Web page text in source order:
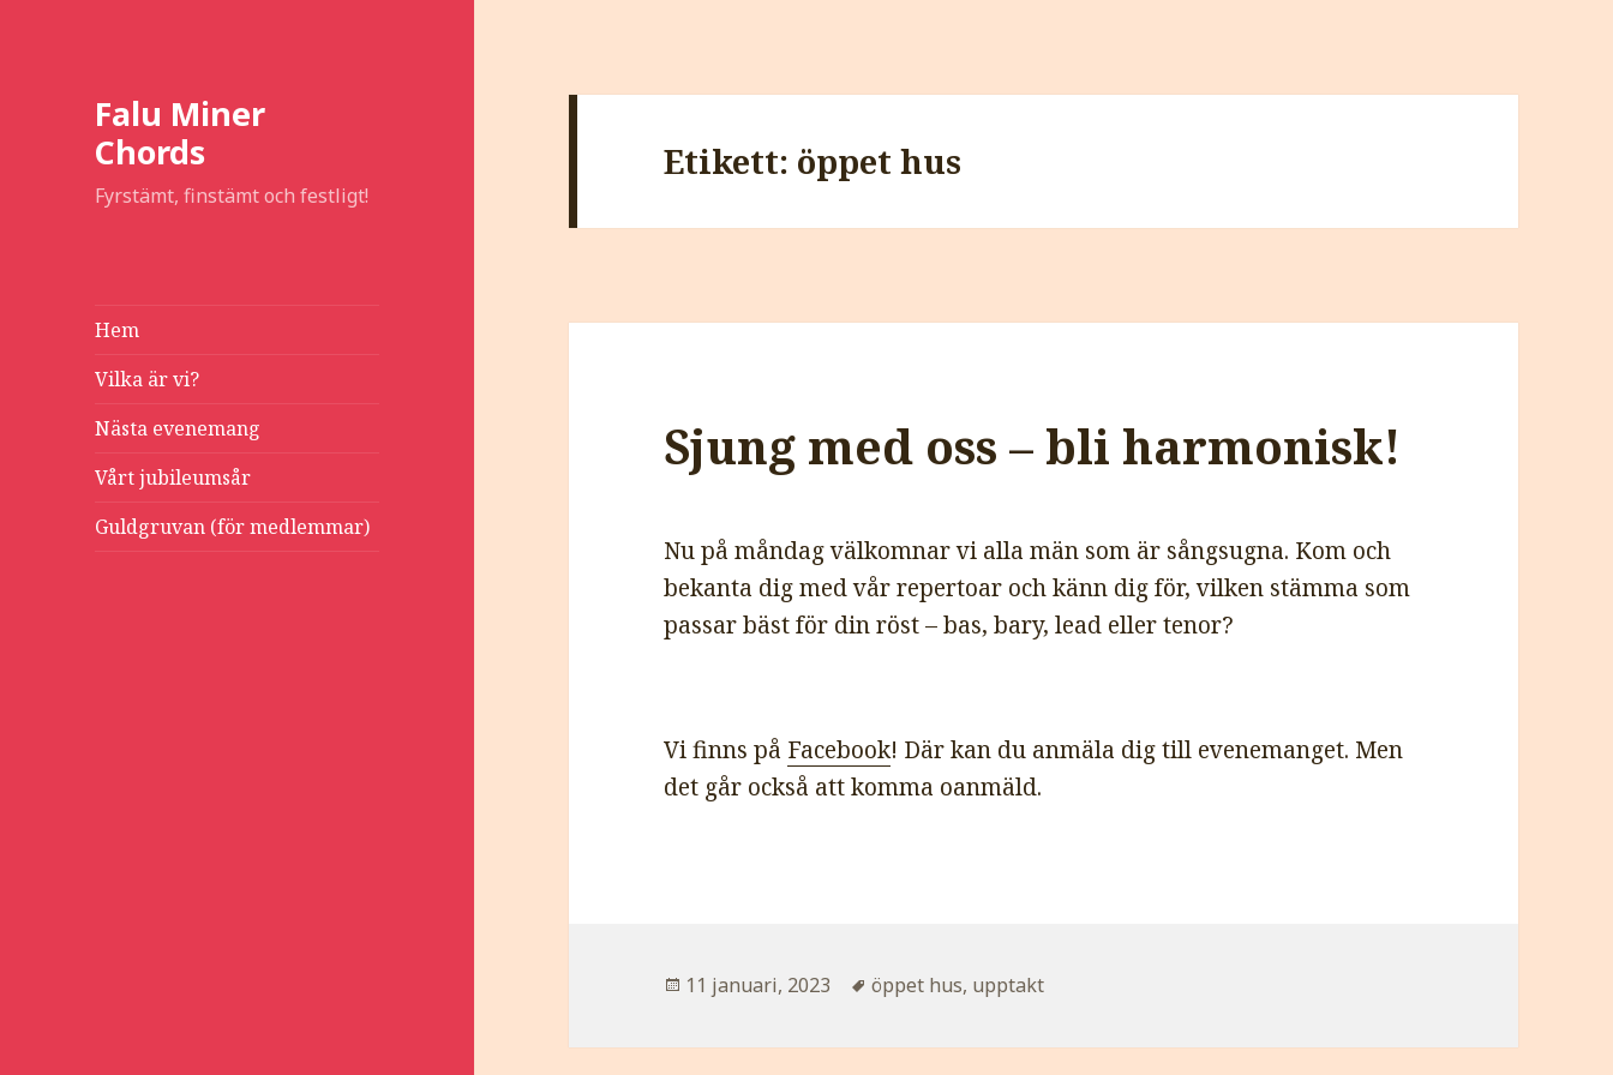
Falu Miner
Chords
Fyrstämt, finstämt och festligt!
Hem
Vilka är vi?
Nästa evenemang
Vårt jubileumsår
Guldgruvan (för medlemmar)
Etikett: öppet hus
Sjung med oss – bli harmonisk!
Nu på måndag välkomnar vi alla män som är sångsugna. Kom och
bekanta dig med vår repertoar och känn dig för, vilken stämma som
passar bäst för din röst – bas, bary, lead eller tenor?
Vi finns på Facebook! Där kan du anmäla dig till evenemanget. Men
det går också att komma oanmäld.
Postat
11 januari, 2023 Taggar
öppet hus, upptakt